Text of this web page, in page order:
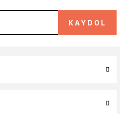
KAYDOL